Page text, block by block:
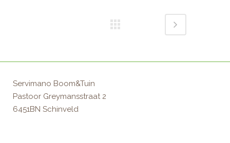
Servimano Boom&Tuin
Pastoor Greymansstraat 2
6451BN Schinveld